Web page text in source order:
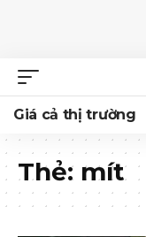
Giá cả thị trường
Thẻ: mít